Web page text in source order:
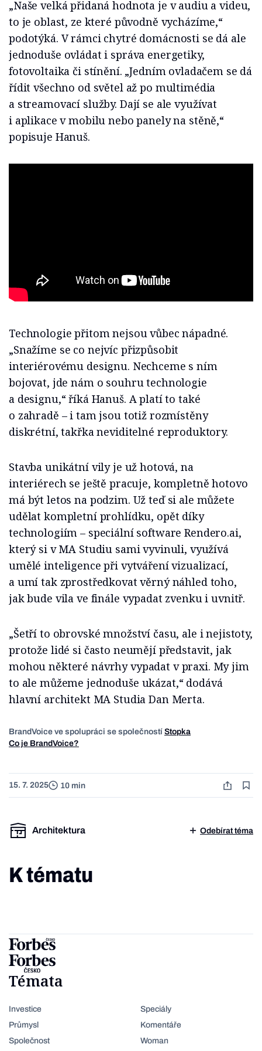
„Naše velká přidaná hodnota je v audiu a videu,
to je oblast, ze které původně vycházíme,“
podotýká. V rámci chytré domácnosti se dá ale
jednoduše ovládat i správa energetiky,
fotovoltaika či stínění. „Jedním ovladačem se dá
řídit všechno od světel až po multimédia
a streamovací služby. Dají se ale využívat
i aplikace v mobilu nebo panely na stěně,“
popisuje Hanuš.
Technologie přitom nejsou vůbec nápadné.
„Snažíme se co nejvíc přizpůsobit
interiérovému designu. Nechceme s ním
bojovat, jde nám o souhru technologie
a designu,“ říká Hanuš. A platí to také
o zahradě – i tam jsou totiž rozmístěny
diskrétní, takřka neviditelné reproduktory.
Stavba unikátní vily je už hotová, na
interiérech se ještě pracuje, kompletně hotovo
má být letos na podzim. Už teď si ale můžete
udělat kompletní prohlídku, opět díky
technologiím – speciální software Rendero.ai,
který si v MA Studiu sami vyvinuli, využívá
umělé inteligence při vytváření vizualizací,
a umí tak zprostředkovat věrný náhled toho,
jak bude vila ve finále vypadat zvenku i uvnitř.
„Šetří to obrovské množství času, ale i nejistoty,
protože lidé si často neumějí představit, jak
mohou některé návrhy vypadat v praxi. My jim
to ale můžeme jednoduše ukázat,“ dodává
hlavní architekt MA Studia Dan Merta.
BrandVoice ve spolupráci se společností Stopka
Co je BrandVoice?
15. 7. 2025 10 min
Architektura Odebírat téma
K tématu
Témata
Investice
Průmysl
Společnost
Speciály
Komentáře
Woman